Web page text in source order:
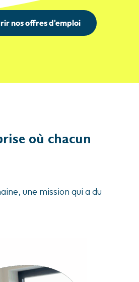
nos offres d'emploi
où chacun
une mission qui a du